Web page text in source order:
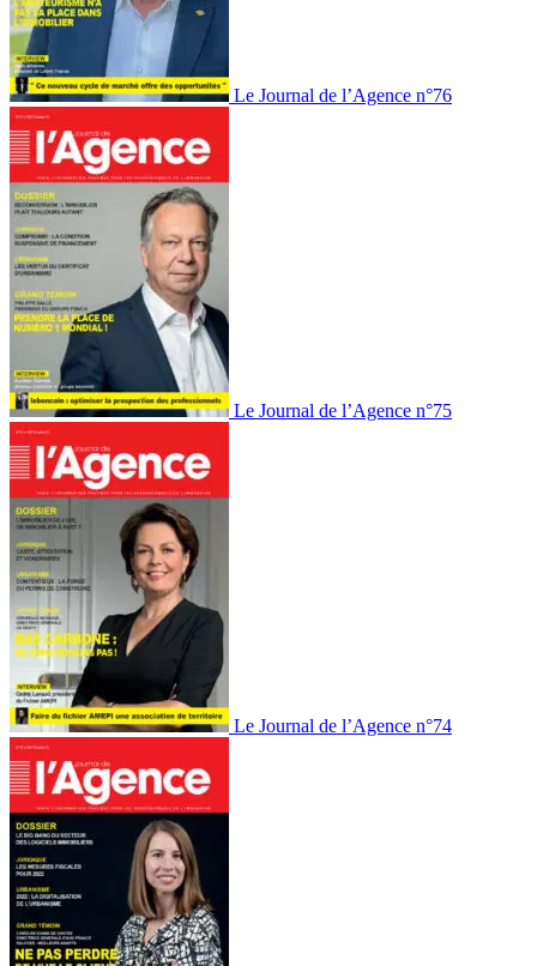
Le Journal de l’Agence n°76
Le Journal de l’Agence n°75
Le Journal de l’Agence n°74